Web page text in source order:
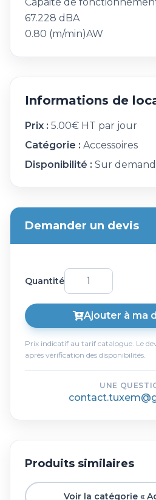
67.228 dBA
0.80 (m/min)AW
Informations de
Prix : 5.00€ HT par jour
Catégorie : Accessoires
Disponibilité : Sur
Demander un devis
Quantité
Ajouter à ma
Prix indicatif au tarif catalogue. Le
après vérification des disponibilités.
UNE
Produits similaires
Voir la catégorie «